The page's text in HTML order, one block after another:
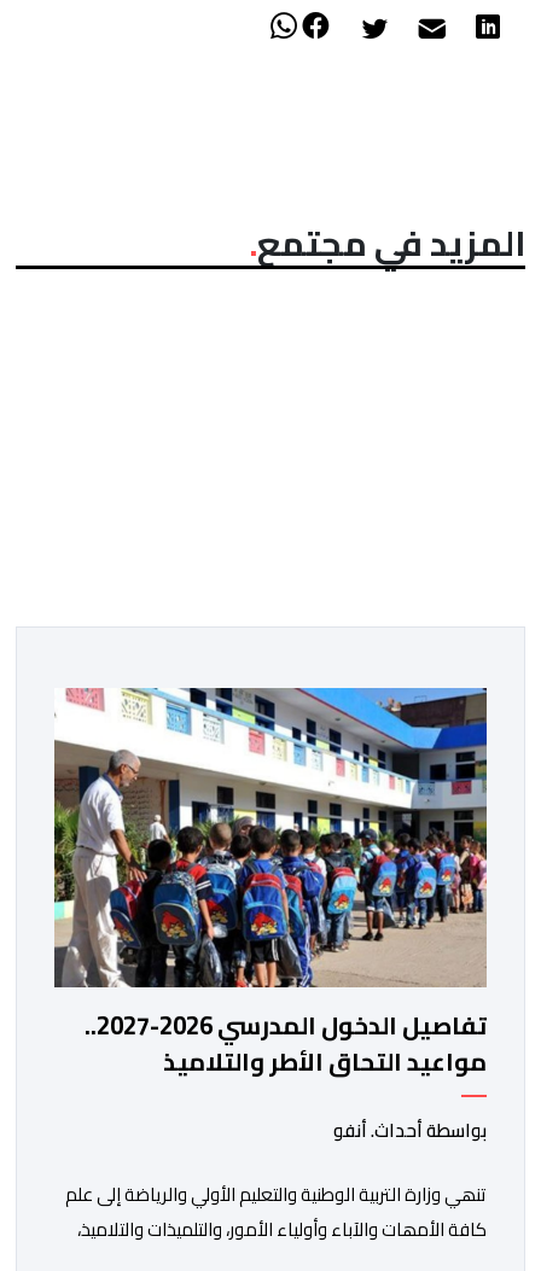
المزيد في مجتمع
تفاصيل الدخول المدرسي 2026-2027..
مواعيد التحاق الأطر والتلاميذ
بالمؤسسات التعليمية
بواسطة أحداث. أنفو
تنھي وزارة التربیة الوطنیة والتعلیم الأولي والریاضة إلى علم
كافة الأمھات والآباء وأولیاء الأمور، والتلمیذات والتلامیذ،